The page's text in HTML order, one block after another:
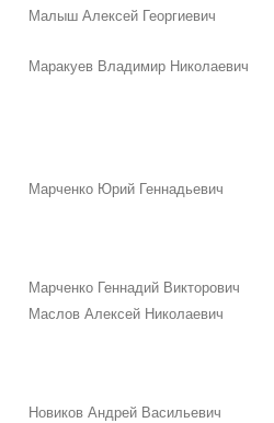
Малыш Алексей Георгиевич
Маракуев Владимир Николаевич
Марченко Юрий Геннадьевич
Марченко Геннадий Викторович
Маслов Алексей Николаевич
Новиков Андрей Васильевич